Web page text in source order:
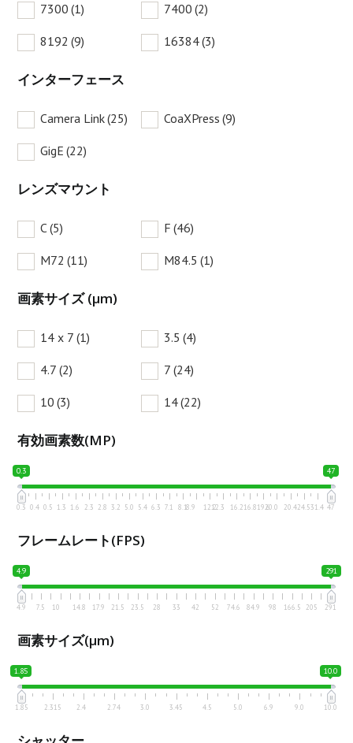
7300 (1) 7400 (2)
8192 (9) 16384(3)
インターフェース
Camera Link(25) CoaXPress (9)
GigE (22)
レンズマウント
C(5) F (46)
M72 (11) M84.5 (1)
画素サイズ (µm)
14 x 7 (1) 3.5 (4)
4.7 (2) 7 (24)
10 (3) 14(22)
有効画素数(MP)
0.3 47
0.3 0.4 0.5 1.3 1.6 2.3 2.8 3.2 5.0 5.4 6.3 7.1 8.18.9 12.212.3 16.216.819.620.0 20.424.531.4 47
フレームレート(FPS)
4.9 291
4.9 7.5 10 14.8 17.9 21.5 23.5 28 33 42 52 74.6 84.9 98 166.5 205 291
画素サイズ(μm)
1.85 10.0
1.85 2.315 2.4 2.74 3.0 3.45 4.5 5.0 6.9 9.0 10.0